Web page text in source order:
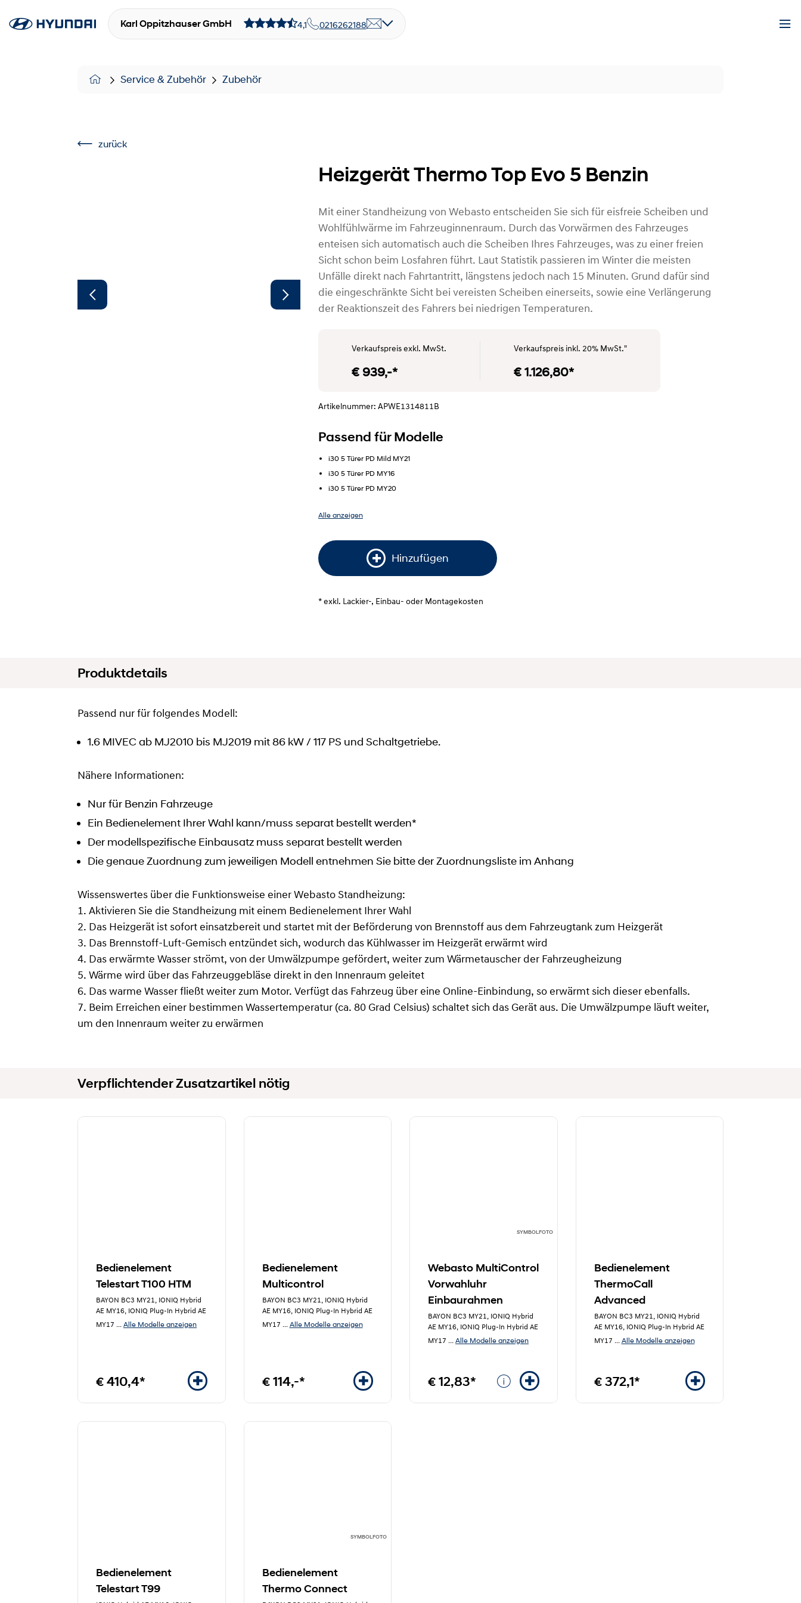
Karl Oppitzhauser GmbH 4,1 0216262188
Service & Zubehör Zubehör
zurück
SYMBOLFOTO"
Heizgerät Thermo Top Evo 5 Benzin
Mit einer Standheizung von Webasto entscheiden Sie sich für eisfreie Scheiben und
Wohlfühlwärme im Fahrzeuginnenraum. Durch das Vorwärmen des Fahrzeuges
enteisen sich automatisch auch die Scheiben Ihres Fahrzeuges, was zu einer freien
Sicht schon beim Losfahren führt. Laut Statistik passieren im Winter die meisten
Unfälle direkt nach Fahrtantritt, längstens jedoch nach 15 Minuten. Grund dafür sind
die eingeschränkte Sicht bei vereisten Scheiben einerseits, sowie eine Verlängerung
der Reaktionszeit des Fahrers bei niedrigen Temperaturen.
Verkaufspreis exkl. MwSt.
€ 939,-*
Verkaufspreis inkl. 20% MwSt."
€ 1.126,80*
Artikelnummer: APWE1314811B
Passend für Modelle
i30 5 Türer PD Mild MY21
i30 5 Türer PD MY16
i30 5 Türer PD MY20
Alle anzeigen
Hinzufügen
* exkl. Lackier-, Einbau- oder Montagekosten
Produktdetails
Passend nur für folgendes Modell:
1.6 MIVEC ab MJ2010 bis MJ2019 mit 86 kW / 117 PS und Schaltgetriebe.
Nähere Informationen:
Nur für Benzin Fahrzeuge
Ein Bedienelement Ihrer Wahl kann/muss separat bestellt werden*
Der modellspezifische Einbausatz muss separat bestellt werden
Die genaue Zuordnung zum jeweiligen Modell entnehmen Sie bitte der Zuordnungsliste im Anhang
Wissenswertes über die Funktionsweise einer Webasto Standheizung:
1. Aktivieren Sie die Standheizung mit einem Bedienelement Ihrer Wahl
2. Das Heizgerät ist sofort einsatzbereit und startet mit der Beförderung von Brennstoff aus dem Fahrzeugtank zum Heizgerät
3. Das Brennstoff-Luft-Gemisch entzündet sich, wodurch das Kühlwasser im Heizgerät erwärmt wird
4. Das erwärmte Wasser strömt, von der Umwälzpumpe gefördert, weiter zum Wärmetauscher der Fahrzeugheizung
5. Wärme wird über das Fahrzeuggebläse direkt in den Innenraum geleitet
6. Das warme Wasser fließt weiter zum Motor. Verfügt das Fahrzeug über eine Online-Einbindung, so erwärmt sich dieser ebenfalls.
7. Beim Erreichen einer bestimmen Wassertemperatur (ca. 80 Grad Celsius) schaltet sich das Gerät aus. Die Umwälzpumpe läuft weiter,
um den Innenraum weiter zu erwärmen
Verpflichtender Zusatzartikel nötig
Bedienelement
Telestart T100 HTM
BAYON BC3 MY21, IONIQ Hybrid
AE MY16, IONIQ Plug-In Hybrid AE
MY17 ... Alle Modelle anzeigen
€ 410,4*
Bedienelement
Multicontrol
BAYON BC3 MY21, IONIQ Hybrid
AE MY16, IONIQ Plug-In Hybrid AE
MY17 ... Alle Modelle anzeigen
€ 114,-*
SYMBOLFOTO
Webasto MultiControl
Vorwahluhr
Einbaurahmen
BAYON BC3 MY21, IONIQ Hybrid
AE MY16, IONIQ Plug-In Hybrid AE
MY17 ... Alle Modelle anzeigen
€ 12,83*
Bedienelement
ThermoCall
Advanced
BAYON BC3 MY21, IONIQ Hybrid
AE MY16, IONIQ Plug-In Hybrid AE
MY17 ... Alle Modelle anzeigen
€ 372,1*
Bedienelement
Telestart T99
SYMBOLFOTO
Bedienelement
Thermo Connect